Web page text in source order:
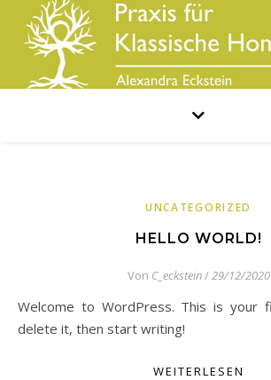
UNCATEGORIZED
HELLO WORLD!
Von C_eckstein/29/12/2020
Welcome to WordPress. This is your first post. Edit or
delete it, then start writing!
WEITERLESEN